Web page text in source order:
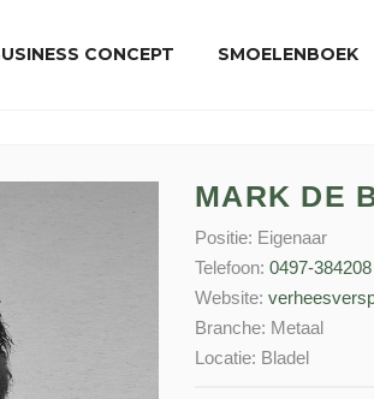
CONCEPT SMOELENBOEK
MARK DE
Positie: Eigenaar
Telefoon: 0497-384208
Website:
Branche: Metaal
Locatie: Bladel